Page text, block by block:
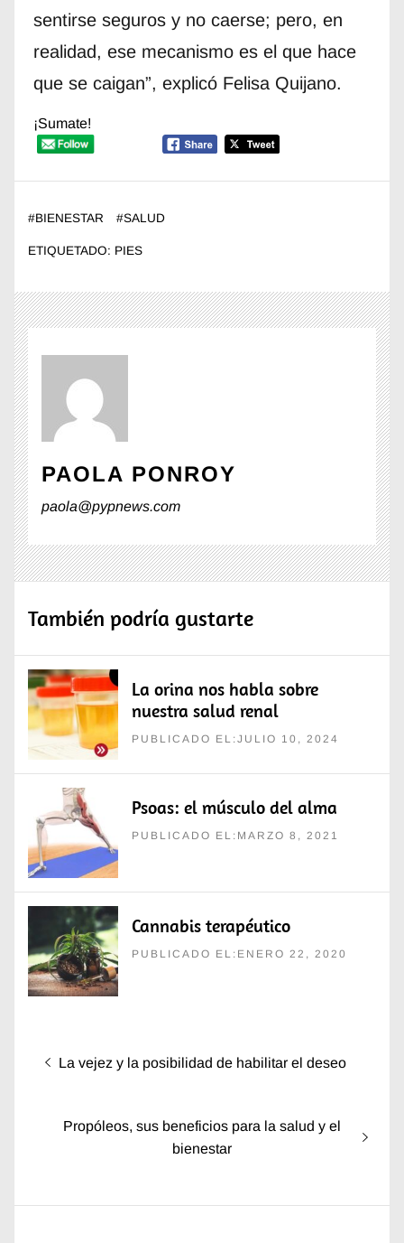
sentirse seguros y no caerse; pero, en
realidad, ese mecanismo es el que hace
que se caigan”, explicó Felisa Quijano.
¡Sumate!
#BIENESTAR #SALUD
ETIQUETADO: PIES
PAOLA PONROY
paola@pypnews.com
También podría gustarte
La orina nos habla sobre
nuestra salud renal
PUBLICADO EL:JULIO 10, 2024
Psoas: el músculo del alma
PUBLICADO EL:MARZO 8, 2021
Cannabis terapéutico
PUBLICADO EL:ENERO 22, 2020
Navegación
Entrada
La vejez y la posibilidad de habilitar el deseo
Entrada
Propóleos, sus beneficios para la salud y el
bienestar